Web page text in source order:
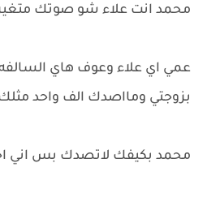
محمد انت علاء شو صوتك
عمي اي علاء وعوف هاي
بزوجتي ومااصدك الف واحد
محمد بكيفك لاتصدك بس اني